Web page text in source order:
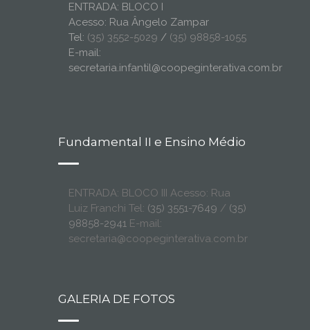
ENTRADA: BLOCO I
Acesso: Rua Ângelo Zampar
Tel: (35) 3552-5029 / (35) 98858-1055
E-mail:
secretaria.infantil@coopeginterativa.com.br
Fundamental II e Ensino Médio
ENTRADA: BLOCO III Acesso: Rua
Luiz Franchi Tel: (35) 3551-7649 / (35)
98858-2941 E-mail:
secretaria@coopeginterativa.com.br
GALERIA DE FOTOS